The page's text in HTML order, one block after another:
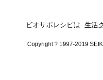
ビオサポレシピは 生活
Copyright ? 1997-2019